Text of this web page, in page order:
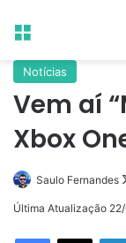
Menu
Notícias
Vem aí
Xbox
Saulo Fernandes
Última Atualização